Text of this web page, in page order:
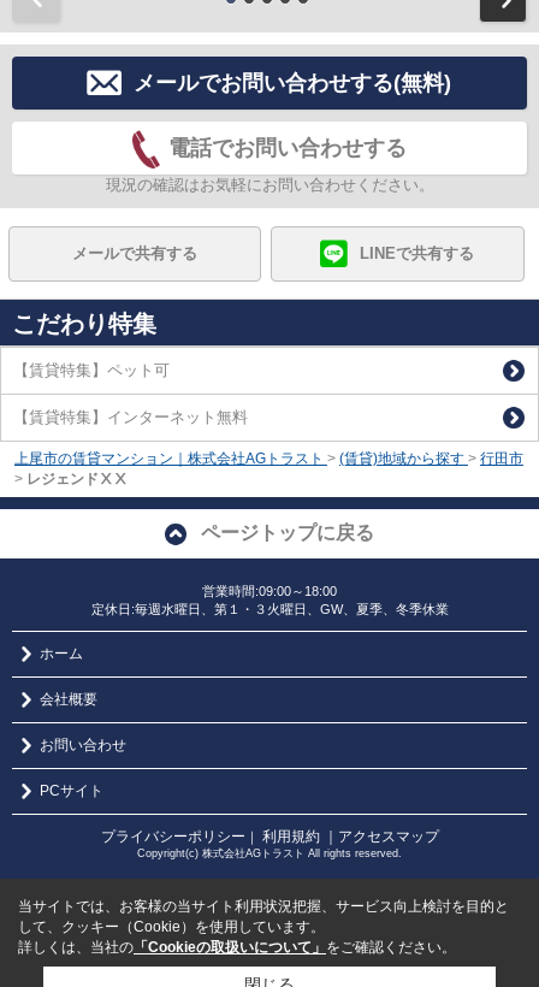
メールでお問い合わせする(無料)
電話でお問い合わせする
現況の確認はお気軽にお問い合わせください。
メールで共有する LINEで共有する
こだわり特集
【賃貸特集】ペット可
【賃貸特集】インターネット無料
上尾市の賃貸マンション｜株式会社AGトラスト > (賃貸)地域から探す > 行田市
> レジェンドⅩⅩ
ページトップに戻る
営業時間:09:00～18:00
定休日:毎週水曜日、第１・３火曜日、GW、夏季、冬季休業
ホーム
会社概要
お問い合わせ
PCサイト
プライバシーポリシー 利用規約 ｜アクセスマップ
Copyright(c) 株式会社AGトラスト All rights reserved.
当サイトでは、お客様の当サイト利用状況把握、サービス向上検討を目的と
して、クッキー（Cookie）を使用しています。
詳しくは、当社の 「Cookieの取扱いについて」 をご確認ください。